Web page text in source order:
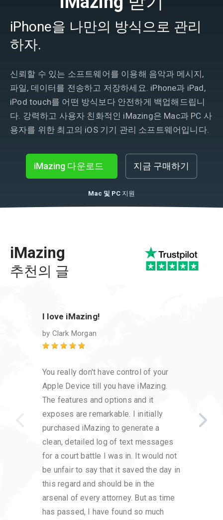
iPhone을 나만의 방식으로 관리
하자.
신뢰할 수 있는 소프트웨어를 이용해 음악과 메시지,
파일, 데이터를 전송하고 저장하세요. iPhone과 iPad,
iPod touch를 어떤 방식보다 안전하게 백업해드립니
다. 강력하고 사용자 친화적인 iMazing은 Mac과 PC 사
용자를 위한 최고의 iOS 기기 관리 소프트웨어입니다.
iMazing 다운로드 지금 구매하기
Mac 및 PC 지원
iMazing
추천의 글
I love iMazing!
by Clark Morgan
You really don't have control of your
Apple Device till you have iMazing.
The features and options and it
exposes are remarkable. I initially
purchased iMazing to generate a
clean, detailed log of text messages
for a court battle I was in. It would not
be unfair to say that it saved the day in
this regard and should be in the
arsenal of every attorney. But as time
has passed, I have found so much
that